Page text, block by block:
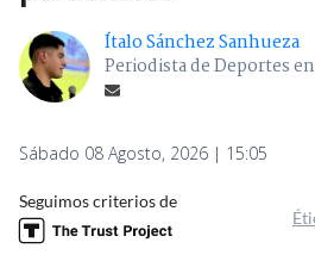
Ítalo Sánchez Sanhueza
Periodista de Deportes
Sábado 08 Agosto, 2026 | 15:05
Seguimos criterios de